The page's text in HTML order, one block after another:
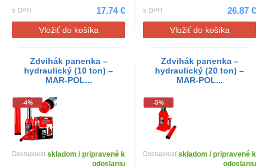
s DPH 17.74 €
Vložiť do košíka
s DPH 26.87 €
Vložiť do košíka
Zdvihák panenka –
hydraulický (10 ton) –
MAR-POL...
-4%
Dostupnosťskladom / pripravené k
odoslaniu
Zdvihák panenka –
hydraulický (20 ton) –
MAR-POL...
-5%
Dostupnosťskladom / pripravené k
odoslaniu